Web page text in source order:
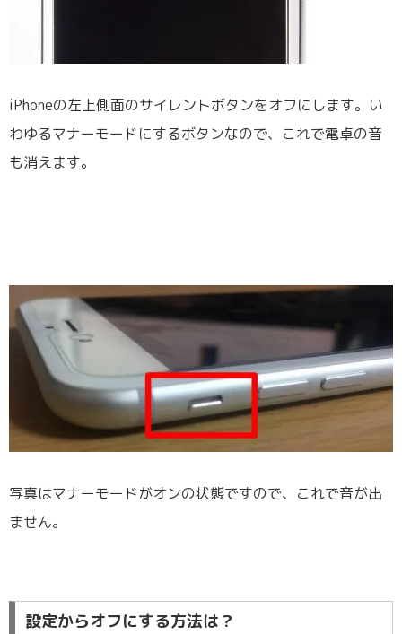
iPhoneの左上側面のサイレントボタンをオフにします。い
わゆるマナーモードにするボタンなので、これで電卓の音
も消えます。
写真はマナーモードがオンの状態ですので、これで音が出
ません。
設定からオフにする方法は？